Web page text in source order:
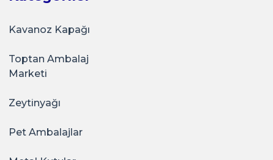
6'lı Oval Sunumluk Metal Servis Tepsisi BRONZ
Kavanoz Kapağı
Toptan Ambalaj
Marketi
Zeytinyağı
Pet Ambalajlar